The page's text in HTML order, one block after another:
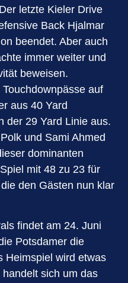
letzte Kieler Drive
Back Hjalmar
beendet. Aber auch
immer weiter und
beweisen.
auf
aus 40 Yard
der 29 Yard Linie aus.
und Sami Ahmed
dominanten
mit 48 zu 23 für
den Gästen nun klar
findet am 24. Juni
Potsdamer die
Heimspiel wird etwas
sich um das